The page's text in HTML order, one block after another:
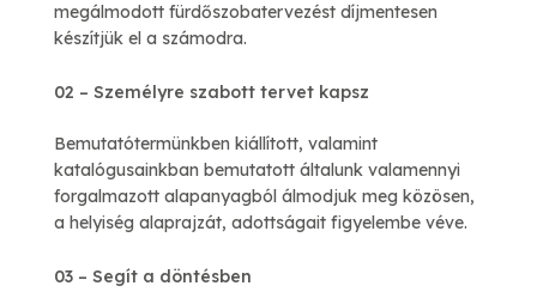
megálmodott fürdőszobatervezést díjmentesen
készítjük el a számodra.
02 – Személyre szabott tervet kapsz
Bemutatótermünkben kiállított, valamint
katalógusainkban bemutatott általunk valamennyi
forgalmazott alapanyagból álmodjuk meg közösen,
a helyiség alaprajzát, adottságait figyelembe véve.
03 – Segít a döntésben